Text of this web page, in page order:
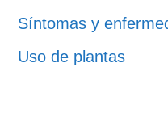
Síntomas y
Uso de plantas